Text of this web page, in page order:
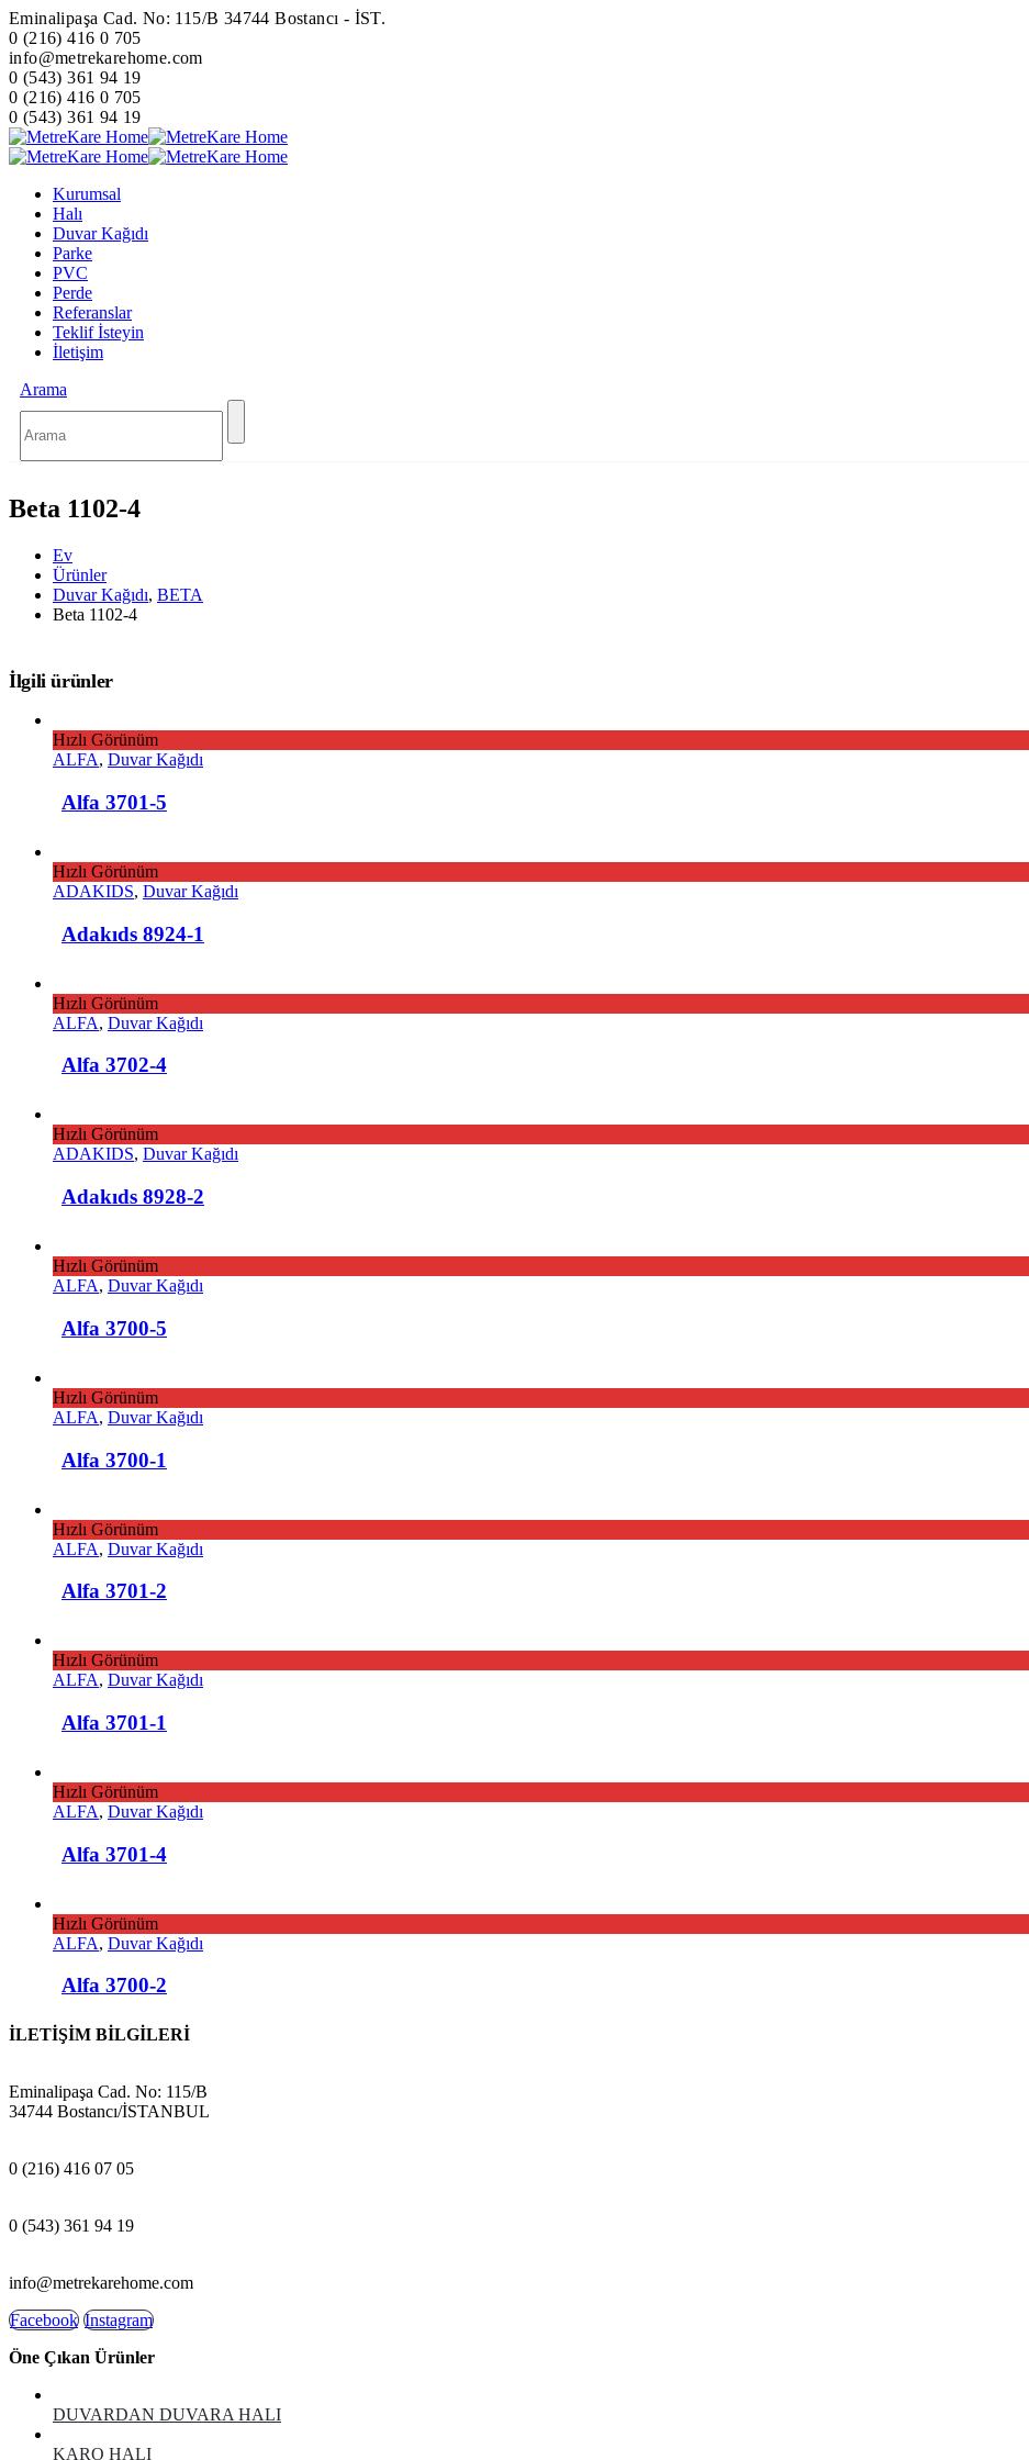
Eminalipaşa Cad. No: 115/B 34744 Bostancı - İST.
0 (216) 416 0 705
info@metrekarehome.com
0 (543) 361 94 19
0 (216) 416 0 705
0 (543) 361 94 19
Kurumsal
Halı
Duvar Kağıdı
Parke
PVC
Perde
Referanslar
Teklif İsteyin
İletişim
Arama
Beta 1102-4
Ev
Ürünler
Duvar Kağıdı, BETA
Beta 1102-4
İlgili ürünler
Hızlı Görünüm
ALFA, Duvar Kağıdı
Alfa 3701-5
Hızlı Görünüm
ADAKIDS, Duvar Kağıdı
Adakıds 8924-1
Hızlı Görünüm
ALFA, Duvar Kağıdı
Alfa 3702-4
Hızlı Görünüm
ADAKIDS, Duvar Kağıdı
Adakıds 8928-2
Hızlı Görünüm
ALFA, Duvar Kağıdı
Alfa 3700-5
Hızlı Görünüm
ALFA, Duvar Kağıdı
Alfa 3700-1
Hızlı Görünüm
ALFA, Duvar Kağıdı
Alfa 3701-2
Hızlı Görünüm
ALFA, Duvar Kağıdı
Alfa 3701-1
Hızlı Görünüm
ALFA, Duvar Kağıdı
Alfa 3701-4
Hızlı Görünüm
ALFA, Duvar Kağıdı
Alfa 3700-2
İLETİŞİM BİLGİLERİ
Eminalipaşa Cad. No: 115/B
34744 Bostancı/İSTANBUL
0 (216) 416 07 05
0 (543) 361 94 19
info@metrekarehome.com
Facebook Instagram
Öne Çıkan Ürünler
DUVARDAN DUVARA HALI
KARO HALI